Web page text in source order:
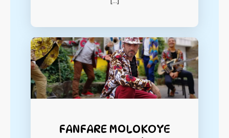
FANFARE MOLOKOYE